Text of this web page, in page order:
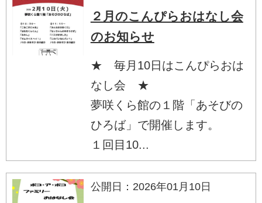
２月のこんぴらおはなし会
のお知らせ
★ 毎月10日はこんぴらおは
なし会 ★
夢咲くら館の１階「あそびの
ひろば」で開催します。
１回目10...
公開日：2026年01月10日